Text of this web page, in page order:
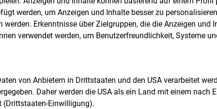
werden, um Anzeigen und Inhalte besser zu
werden. Erkenntnisse über Zielgruppen, die die Anzeigen und
verwendet werden, um Benutzerfreundlichkeit, Systeme
von Anbietern in Drittstaaten und den USA verarbeitet
Daher werden die USA als ein Land mit einem nach
(Drittstaaten-Einwilligung).
des Autobauers mit Sitz in
Neben dem Handel entwickelt das
Produkte rund um das Laden
vom Ladepunkt zu
für Kunden aus einer Hand
E&M
E&M
E&M